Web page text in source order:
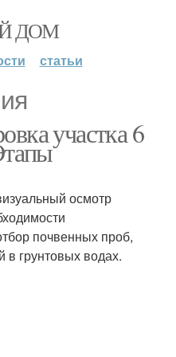
ДОМ
статьи
участка 6
осмотр
почвенных проб,
в грунтовых водах.